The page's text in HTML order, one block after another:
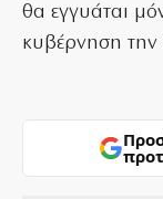
θα εγγυάται
κυβέρνηση